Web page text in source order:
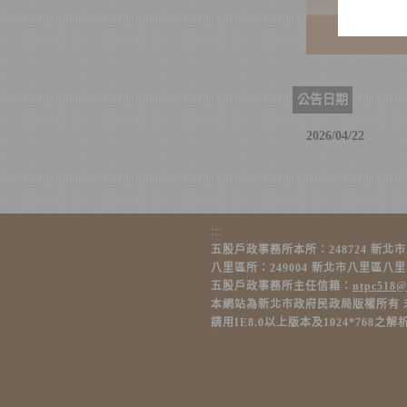
公告日期
2026/04/22
:::
五股戶政事務所本所：248724 新北
八里區所：249004 新北市八里區八
五股戶政事務所主任信箱：
本網站為新北市政府民政局版權所有
請用IE8.0以上版本及1024*768之